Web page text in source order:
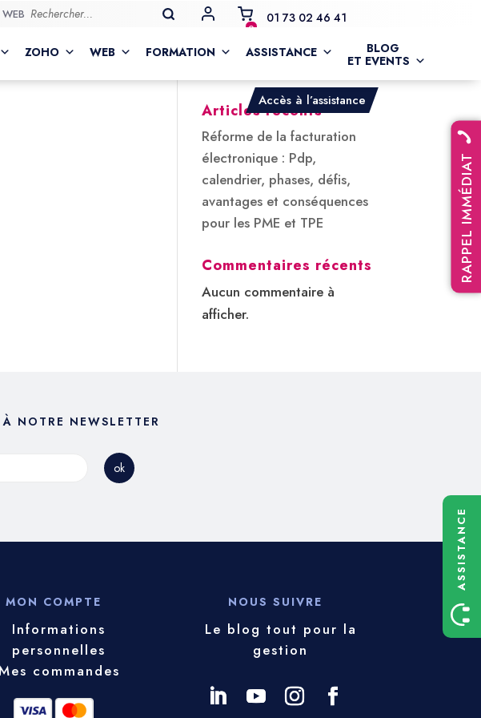
WEB
Accès à l’assistance
MON COMPTE
0
01 73 02 46 41
ZOHO WEB FORMATION ASSISTANCE
BLOG
ET EVENTS
RAPPEL IMMÉDIAT
Rechercher
Articles récents
Réforme de la facturation
électronique : Pdp,
calendrier, phases, défis,
avantages et conséquences
pour les PME et TPE
Commentaires récents
Aucun commentaire à
afficher.
NOTRE NEWSLETTER
MON COMPTE
Informations
personnelles
commandes
NOUS SUIVRE
Le blog tout pour la
gestion
ASSISTANCE